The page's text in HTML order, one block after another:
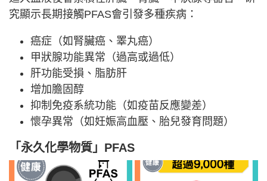
究顯示長期接觸PFAS會引發多種疾病：
癌症（如腎臟癌、睪丸癌）
甲狀腺功能異常（過高或過低）
肝功能受損、脂肪肝
增加膽固醇
抑制免疫系統功能（如疫苗反應變差）
懷孕異常（如妊娠高血壓、胎兒發育問題）
「永久化學物質」PFAS